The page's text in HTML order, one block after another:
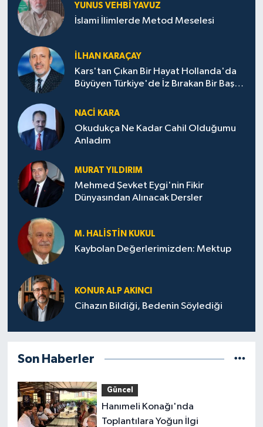
YUNUS VEHBI YAVUZ
İslami İlimlerde Metod Meselesi
İLHAN KARAÇAY
Kars'tan Çıkan Bir Hayat Hollanda'da
Büyüyen Türkiye'de İz Bırakan Bir Başarı
NACI KARA
Okudukça Ne Kadar Cahil Olduğumu
Anladım
MURAT YILDIRIM
Mehmed Şevket Eygi'nin Fikir
Dünyasından Alınacak Dersler
M. HALISTIN KUKUL
Kaybolan Değerlerimizden: Mektup
KONUR ALP AKINCI
Cihazın Bildiği, Bedenin Söylediği
Son Haberler
Güncel
Hanımeli Konağı'nda
Toplantılara Yoğun İlgi